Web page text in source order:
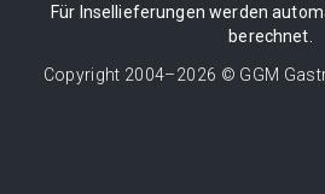
Für Insellieferungen werden
berechnet.
Copyright 2004–2026 © GGM